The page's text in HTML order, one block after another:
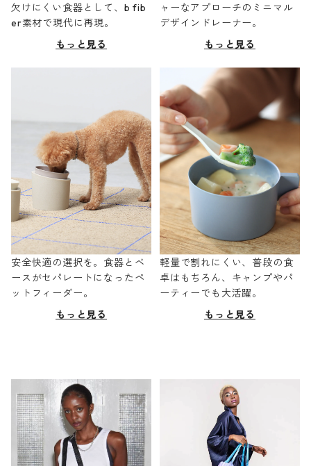
欠けにくい食器として、b fib
er素材で現代に再現。
もっと見る
ャーなアプローチのミニマル
デザインドレーナー。
もっと見る
安全快適の選択を。食器とベ
ースがセパレートになったペ
ットフィーダー。
もっと見る
軽量で割れにくい、普段の食
卓はもちろん、キャンプやパ
ーティーでも大活躍。
もっと見る